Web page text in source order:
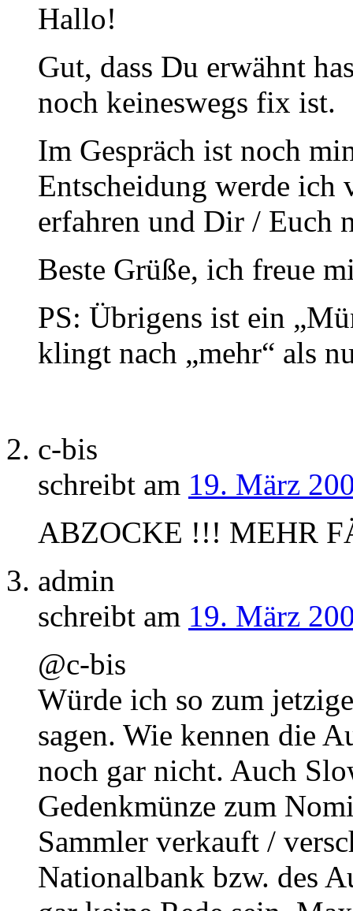
Hallo!
Gut, dass Du erwähnt
noch keineswegs fix ist.
Im Gespräch ist noch
Entscheidung werde ich
erfahren und Dir / Euch
Beste Grüße, ich freue
PS: Übrigens ist ein
klingt nach „mehr“ als
c-bis
schreibt am 19. März
ABZOCKE !!! MEHR
admin
schreibt am 19. März
@c-bis
Würde ich so zum
sagen. Wie kennen die
noch gar nicht. Auch
Gedenkmünze zum
Sammler verkauft /
Nationalbank bzw. des